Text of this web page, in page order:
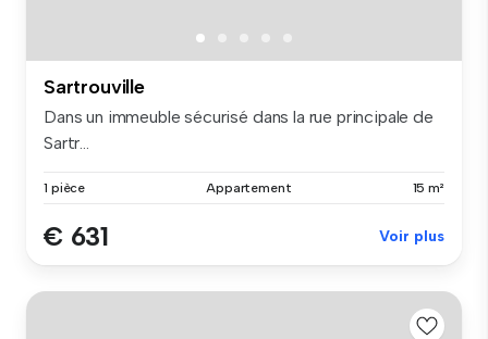
Sartrouville
Dans un immeuble sécurisé dans la rue principale de
Sartr...
1 pièce Appartement 15 m²
€ 631 Voir plus